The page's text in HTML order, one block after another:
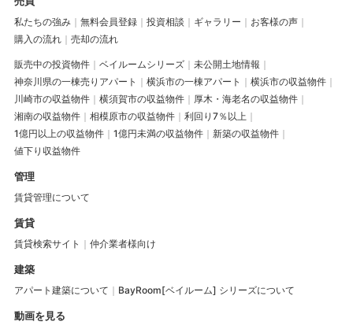
私たちの強み 無料会員登録 投資相談 ギャラリー
お客様の声
購入の流れ
売却の流れ
販売中の投資物件 ベイルームシリーズ
未公開土地情報
神奈川県の一棟売りアパート
横浜市の一棟アパート
横浜市の収益物件
川崎市の収益物件
横須賀市の収益物件
厚木・海老名の収益物件
湘南の収益物件
相模原市の収益物件
利回り7％以上
1億円以上の収益物件
1億円未満の収益物件
新築の収益物件
値下り収益物件
管理
賃貸管理について
賃貸
賃貸検索サイト 仲介業者様向け
建築
アパート建築について BayRoom[ベイルーム] シリーズについて
動画を見る